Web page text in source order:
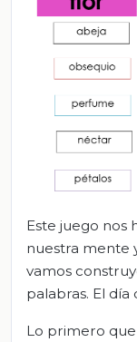
Este juego nos
nuestra mente
vamos
palabras. El
Lo primero